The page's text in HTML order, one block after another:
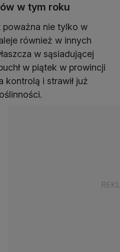
w tym roku
nie tylko w
również w innych
w sąsiadującej
w piątek w prowincji
kontrolą i strawił już